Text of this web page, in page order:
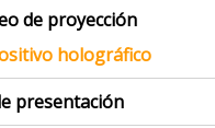
de proyección
holográfico
presentación